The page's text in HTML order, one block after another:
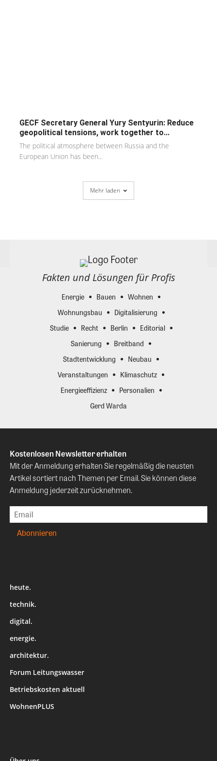
GECF Secretary General Yury Sentyurin: Reduce
geopolitical tensions, work together to...
The political atmosphere between Russia and the
European Union has been...
Mehr laden
Fakten und Lösungen für Profis
Energie Bauen
Wohnen
Wohnungsbau
Digitalisierung
Studie
Recht Berlin
Editorial
Sanierung
Breitband
Stadtentwicklung
Neubau
Veranstaltungen
Klimaschutz
Energieeffizienz
Personalien
Gerd Warda
Kostenlosen Newsletter erhalten
Mit der Anmeldung erhalten Sie regelmäßig die neusten
Artikel sortiert nach Themen per Email. Sie können diese
Anmeldung jederzeit zurücknehmen.
heute.
technik.
digital.
energie.
architektur.
Forum Leitungswasser
Betriebskosten aktuell
WohnenPLUS